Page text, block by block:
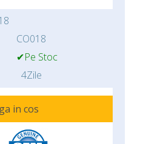
CO018
✔Pe Stoc
4Zile
in cos